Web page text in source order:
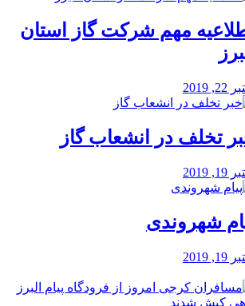
مهم شرکت گاز استان
2019
تخلف در انشعاب گاز
2019
شهروندی
2019